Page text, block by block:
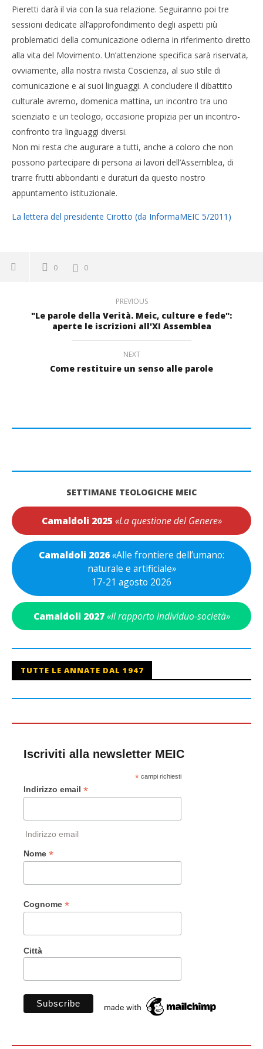
Pieretti darà il via con la sua relazione. Seguiranno poi tre
sessioni dedicate all’approfondimento degli aspetti più
problematici della comunicazione odierna in riferimento diretto
alla vita del Movimento. Un’attenzione specifica sarà riservata,
ovviamente, alla nostra rivista Coscienza, al suo stile di
comunicazione e ai suoi linguaggi. A concludere il dibattito
culturale avremo, domenica mattina, un incontro tra uno
scienziato e un teologo, occasione propizia per un incontro-
confronto tra linguaggi diversi.
Non mi resta che augurare a tutti, anche a coloro che non
possono partecipare di persona ai lavori dell’Assemblea, di
trarre frutti abbondanti e duraturi da questo nostro
appuntamento istituzionale.
La lettera del presidente Cirotto (da InformaMEIC 5/2011)
0 0
PREVIOUS
"Le parole della Verità. Meic, culture e fede":
aperte le iscrizioni all'XI Assemblea
NEXT
Come restituire un senso alle parole
SETTIMANE TEOLOGICHE MEIC
Camaldoli 2025 «La questione del Genere»
Camaldoli 2026«Alle frontiere dell’umano:
naturale e artificiale»
17-21 agosto 2026
Camaldoli 2027 «Il rapporto individuo-società»
TUTTE LE ANNATE DAL 1947
Iscriviti alla newsletter MEIC
*campi richiesti
Indirizzo email *
Indirizzo email
Nome *
Cognome *
Città